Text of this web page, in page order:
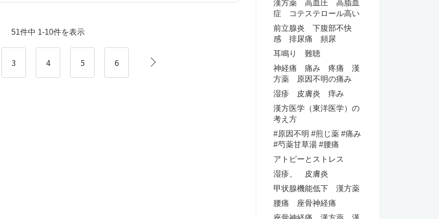
51件中 1-10件を表示
3 4 5 6
漢方薬 高血圧 高脂血
症 コテステロール高い
前立腺炎 下腹部不快
感 排尿痛 頻尿
耳鳴り 難聴
神経痛 痛み 疼痛 漢
方薬 原因不明の痛み
湿疹 皮膚炎 痒み
漢方医学（東洋医学）の
考え方
#原因不明 #煎じ薬 #痛み
#芍薬甘草湯 #腰痛
アトピーとストレス
湿疹、 皮膚炎
甲状腺機能低下 漢方薬
腰痛 座骨神経痛